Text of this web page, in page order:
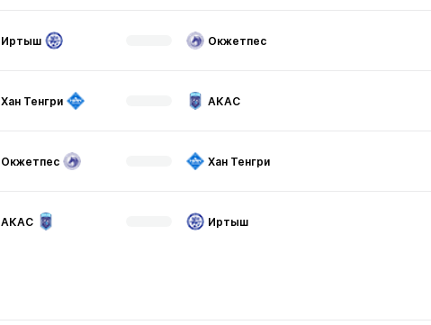
Иртыш Окжетпес
Хан Тенгри АКАС
Окжетпес Хан Тенгри
АКАС Иртыш